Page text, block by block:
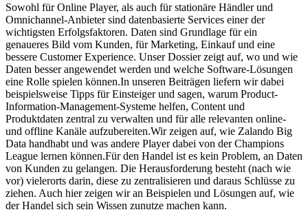
Sowohl für Online Player, als auch für stationäre Händler und
Omnichannel-Anbieter sind datenbasierte Services einer der
wichtigsten Erfolgsfaktoren. Daten sind Grundlage für ein
genaueres Bild vom Kunden, für Marketing, Einkauf und eine
bessere Customer Experience. Unser Dossier zeigt auf, wo und wie
Daten besser angewendet werden und welche Software-Lösungen
eine Rolle spielen können.In unseren Beiträgen liefern wir dabei
beispielsweise Tipps für Einsteiger und sagen, warum Product-
Information-Management-Systeme helfen, Content und
Produktdaten zentral zu verwalten und für alle relevanten online-
und offline Kanäle aufzubereiten.Wir zeigen auf, wie Zalando Big
Data handhabt und was andere Player dabei von der Champions
League lernen können.Für den Handel ist es kein Problem, an Daten
von Kunden zu gelangen. Die Herausforderung besteht (nach wie
vor) vielerorts darin, diese zu zentralisieren und daraus Schlüsse zu
ziehen. Auch hier zeigen wir an Beispielen und Lösungen auf, wie
der Handel sich sein Wissen zunutze machen kann.